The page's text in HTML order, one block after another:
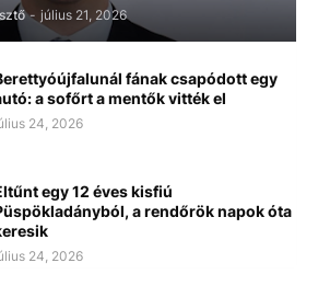
- július 21, 2026
fának csapódott egy
a sofőrt a mentők vitték el
24, 2026
egy 12 éves kisfiú
a rendőrök napok óta
24, 2026